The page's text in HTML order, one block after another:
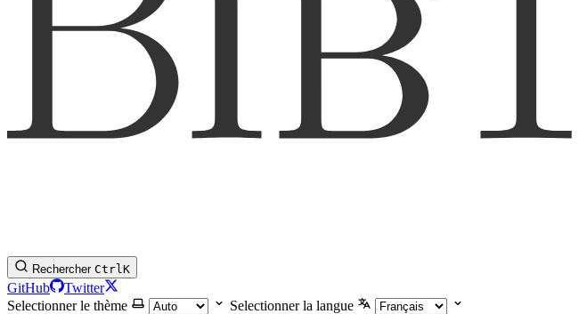
Rechercher CtrlK
GitHub
Twitter
Selectionner le thème
Selectionner la langue